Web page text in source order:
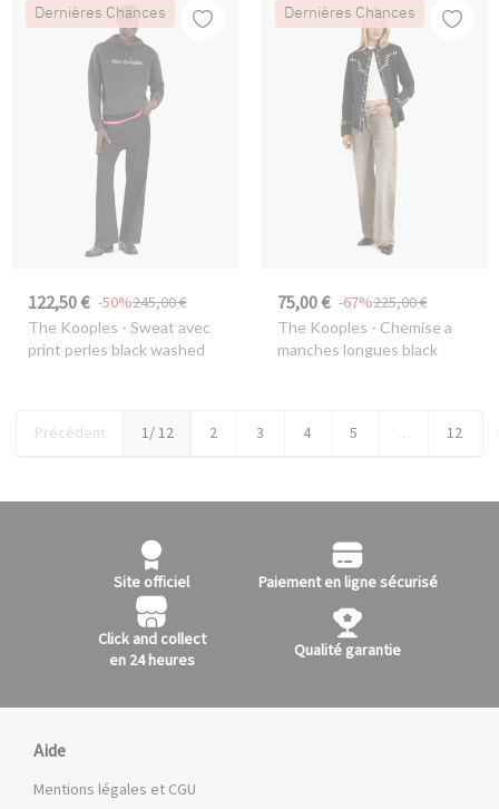
Dernières Chances
122,50 € 245,00 €
-50%
The Kooples - Sweat avec
print perles black washed
Dernières Chances
75,00 € 225,00 €
-67%
The Kooples - Chemise a
manches longues black
Précédent 1/ 12 2 3 4 5 … 12
Site officiel Paiement en ligne sécurisé
Click and collect
en 24 heures
Qualité garantie
Aide
Mentions légales et CGU